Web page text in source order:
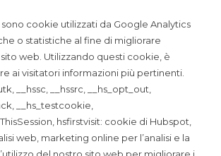
cookie utilizzati da Google Analytics
o statistiche al fine di migliorare
web. Utilizzando questi cookie, è
ai visitatori informazioni più pertinenti.
__hssc, __hssrc, __hs_opt_out,
__hs_testcookie,
hsfirstvisit: cookie di Hubspot,
web, marketing online per l’analisi e la
del nostro sito web per migliorare i